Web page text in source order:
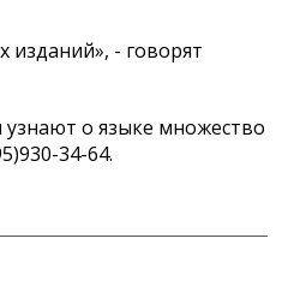
- говорят
узнают о языке множество
34-64.